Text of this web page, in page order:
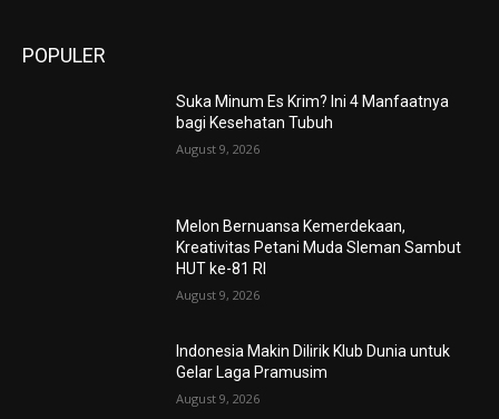
POPULER
Suka Minum Es Krim? Ini 4 Manfaatnya
bagi Kesehatan Tubuh
August 9, 2026
Melon Bernuansa Kemerdekaan,
Kreativitas Petani Muda Sleman Sambut
HUT ke-81 RI
August 9, 2026
Indonesia Makin Dilirik Klub Dunia untuk
Gelar Laga Pramusim
August 9, 2026